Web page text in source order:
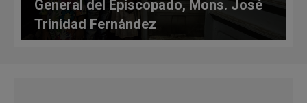
General del Episcopado, Mons. José
Trinidad Fernández